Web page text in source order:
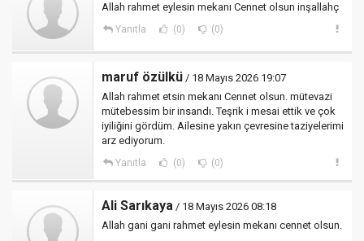
Allah rahmet eylesin mekanı Cennet olsun inşallahç
Yanıtla (0) (0)
maruf özülkü / 18 Mayıs 2026 19:07
Allah rahmet etsin mekanı Cennet olsun. mütevazi
mütebessim bir insandı. Teşrik i mesai ettik ve çok
iyiliğini gördüm. Ailesine yakın çevresine taziyelerimi
arz ediyorum.
Yanıtla (0) (0)
Ali Sarıkaya / 18 Mayıs 2026 08:18
Allah gani gani rahmet eylesin mekanı cennet olsun.